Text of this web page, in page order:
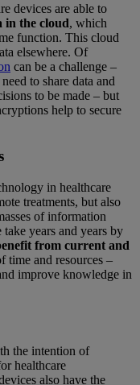
devices are able to
in the cloud, which
function. This cloud
elsewhere. Of
can be a challenge –
to share data and
to be made – but
help to secure
in healthcare
treatments, but also
of information
years and years by
from current and
time and resources –
improve knowledge in
the intention of
healthcare
also have the